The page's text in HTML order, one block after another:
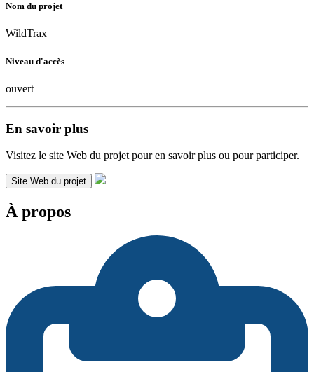
Nom du projet
WildTrax
Niveau d'accès
ouvert
En savoir plus
Visitez le site Web du projet pour en savoir plus ou pour participer.
Site Web du projet
À propos